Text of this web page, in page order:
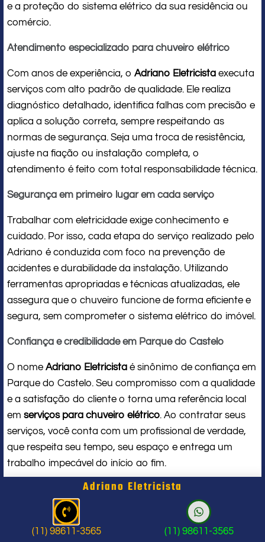
e a proteção do sistema elétrico da sua residência ou
comércio.
Atendimento especializado para chuveiro elétrico
Com anos de experiência, o Adriano Eletricista executa
serviços com alto padrão de qualidade. Ele realiza
diagnóstico detalhado, identifica falhas com precisão e
aplica a solução correta, sempre respeitando as
normas de segurança. Seja uma troca de resistência,
ajuste na fiação ou instalação completa, o
atendimento é feito com total responsabilidade técnica.
Segurança em primeiro lugar em cada serviço
Trabalhar com eletricidade exige conhecimento e
cuidado. Por isso, cada etapa do serviço realizado pelo
Adriano é conduzida com foco na prevenção de
acidentes e durabilidade da instalação. Utilizando
ferramentas apropriadas e técnicas atualizadas, ele
assegura que o chuveiro funcione de forma eficiente e
segura, sem comprometer o sistema elétrico do imóvel.
Confiança e credibilidade em Parque do Castelo
O nome Adriano Eletricista é sinônimo de confiança em
Parque do Castelo. Seu compromisso com a qualidade
e a satisfação do cliente o torna uma referência local
em serviços para chuveiro elétrico. Ao contratar seus
serviços, você conta com um profissional de verdade,
que respeita seu tempo, seu espaço e entrega um
trabalho impecável do início ao fim.
Problema com chuveiro: sinais que
indicam a hora de chamar um
profissional
Adriano Eletricista
(11) 98611-3565 (11) 98611-3565